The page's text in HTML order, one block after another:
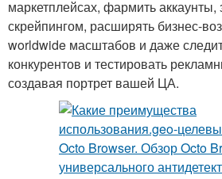
маркетплейсах, фармить аккаунты,
скрейпингом, расширять бизнес-
worldwide масштабов и даже
конкурентов и тестировать
создавая портрет вашей ЦА.